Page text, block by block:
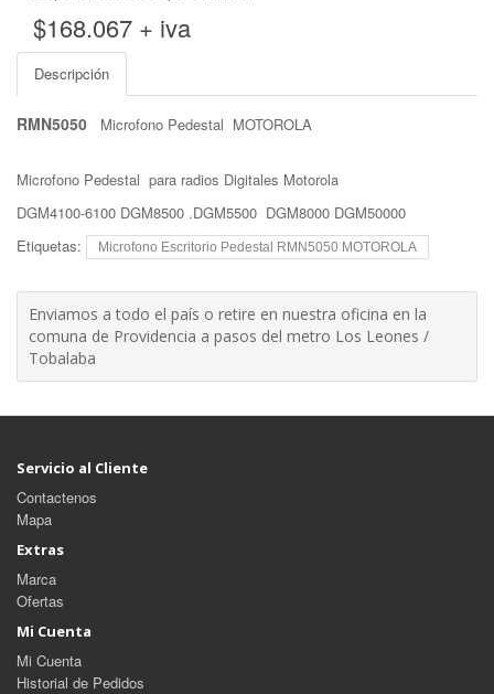
$168.067 + iva
Descripción
RMN5050 Microfono Pedestal MOTOROLA
Microfono Pedestal para radios Digitales Motorola
DGM4100-6100 DGM8500 .DGM5500 DGM8000 DGM50000
Etiquetas:
Microfono Escritorio Pedestal RMN5050 MOTOROLA
Enviamos a todo el país o retire en nuestra oficina en la
comuna de Providencia a pasos del metro Los Leones /
Tobalaba
Servicio al Cliente
Contactenos
Mapa
Extras
Marca
Ofertas
Mi Cuenta
Mi Cuenta
Historial de Pedidos